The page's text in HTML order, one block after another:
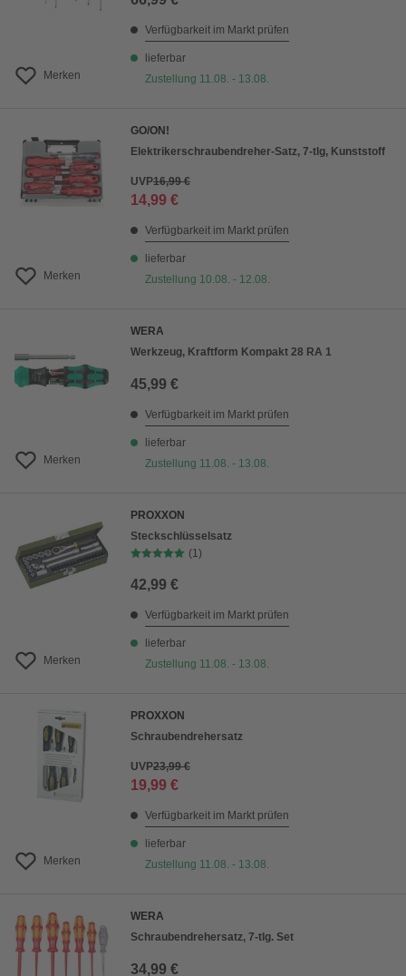
Merken
Verfügbarkeit im Markt prüfen
lieferbar
Zustellung 11.08. - 13.08.
Merken
GO/ON!
Elektrikerschraubendreher-Satz, 7-tlg, Kunststoff
UVP16,99 €
14,99 €
Verfügbarkeit im Markt prüfen
lieferbar
Zustellung 10.08. - 12.08.
Merken
WERA
Werkzeug, Kraftform Kompakt 28 RA 1
45,99 €
Verfügbarkeit im Markt prüfen
lieferbar
Zustellung 11.08. - 13.08.
Merken
PROXXON
Steckschlüsselsatz
(1)
42,99 €
Verfügbarkeit im Markt prüfen
lieferbar
Zustellung 11.08. - 13.08.
Merken
PROXXON
Schraubendrehersatz
UVP23,99 €
19,99 €
Verfügbarkeit im Markt prüfen
lieferbar
Zustellung 11.08. - 13.08.
WERA
Schraubendrehersatz, 7-tlg. Set
34,99 €